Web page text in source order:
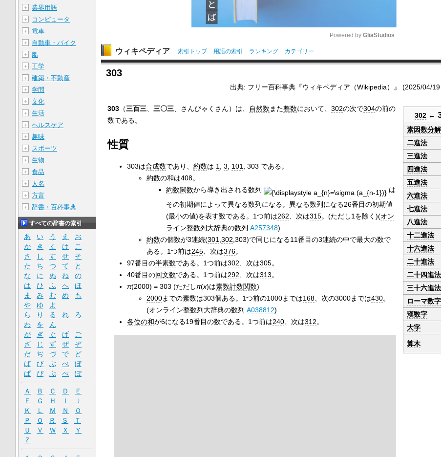
M
t
Powered by GliaStudios
ウィキペディア 索引トップ 用語の索引 ランキング カテゴリー
303
出典: フリー百科事典『ウィキペディア（Wikipedia）』 (2025/04/
302 ←
素因数分解
二進法
三進法
四進法
五進法
六進法
七進法
八進法
十二進法
十六進法
二十進法
二十四進法
三十六進法
ローマ数字
漢数字
大字
算木
303（三百三、 三〇三、さんびゃくさん）は、 自然数また整数において、 302の次で304の前の
数である。
性質
303は合成数であり、 約数は 1 3 101
, 303 である。
約数の和は408。
約数関数から導き出される数列
は
その初期値によって異なる数列になる。異なる数列になる26番目の初期値
(最小の値)を表す数である。1つ前は262、次は315。(ただし1を除く)(オン
ライン整数列大辞典の数列 A257348)
約数の個数が3連続(301,302,303)で同じになる11番目の3連続の中で最大の数で
ある。1つ前は245、次は376。
97番目の半素数である。1つ前は302、次は305。
40番目の回文数である。1つ前は292、次は313。
π(2000) = 303 (ただしπ(x)は素数計数関数)
2000までの素数は303個ある。1つ前の1000までは168、次の3000までは430。
(オンライン整数列大辞典の数列 A038812)
各位の和が6になる19番目の数である。1つ前は240、次は312。
＋ 業界用語
＋ コンピュータ
＋ 電車
＋ 自動車・バイク
＋ 船
＋ 工学
＋ 建築・不動産
＋ 学問
＋ 文化
＋ 生活
＋ ヘルスケア
＋ 趣味
＋ スポーツ
＋ 生物
＋ 食品
＋ 人名
＋ 方言
＋ 辞書・百科事典
すべての辞書の索引
あ い う え
お
か
き く け
こ
さ
し す せ
そ
た
ち つ て
と
な
に ぬ ね
の
は
ひ ふ へ
ほ
ま
み む め
も
や
ゆ
よ
ら
り る れ
ろ
わ
を
ん
が
ぎ ぐ げ
ご
ざ
じ ず ぜ
ぞ
だ
ぢ づ で
ど
ば
び ぶ べ
ぼ
ぱ
ぴ ぷ ぺ ぽ
Ａ Ｂ Ｃ Ｄ
Ｅ
Ｆ
Ｇ Ｈ Ｉ
Ｊ
Ｋ
Ｌ Ｍ Ｎ
Ｏ
Ｐ
Ｑ Ｒ Ｓ
Ｔ
Ｕ
Ｖ Ｗ Ｘ
Ｙ
Ｚ